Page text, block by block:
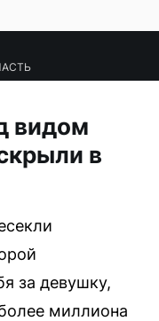
видом
в
за девушку,
миллиона